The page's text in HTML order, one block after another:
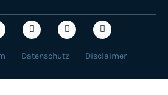
Datenschutz Disclaimer